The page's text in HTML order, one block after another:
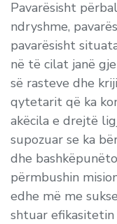
Pavarësisht
ndryshme,
pavarësisht
në të cilat janë
së rasteve dhe
qytetarit që ka
akëcila e drejtë
supozuar se ka
dhe
përmbushin
edhe më me
shtuar efikasitetin